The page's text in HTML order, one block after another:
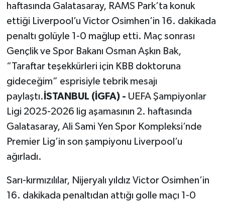
haftasında Galatasaray, RAMS Park’ta konuk
ettiği Liverpool’u Victor Osimhen’in 16. dakikada
penaltı golüyle 1-0 mağlup etti. Maç sonrası
Gençlik ve Spor Bakanı Osman Aşkın Bak,
“Taraftar teşekkürleri için KBB doktoruna
gideceğim” esprisiyle tebrik mesajı
paylaştı. İSTANBUL (İGFA) - UEFA Şampiyonlar
Ligi 2025-2026 lig aşamasının 2. haftasında
Galatasaray, Ali Sami Yen Spor Kompleksi’nde
Premier Lig’in son şampiyonu Liverpool’u
ağırladı.
Sarı-kırmızılılar, Nijeryalı yıldız Victor Osimhen’in
16. dakikada penaltıdan attığı golle maçı 1-0